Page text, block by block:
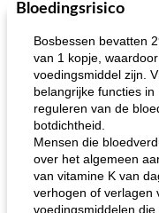
One Dish Meal
Bloedingsrisico
Bosbessen bevatten
van 1 kopje,
voedingsmiddel zijn.
belangrijke functies
reguleren van de
botdichtheid.
Mensen die
over het algemeen
van vitamine K van
verhogen of verlagen
voedingsmiddelen